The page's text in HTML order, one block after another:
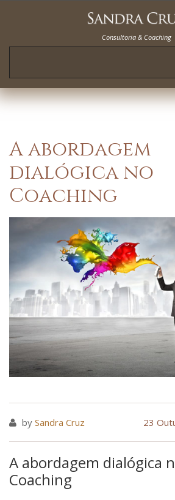
Consultoria & Coaching
A abordagem
dialógica no
Coaching
by Sandra Cruz 23
A abordagem dialógica
Coaching